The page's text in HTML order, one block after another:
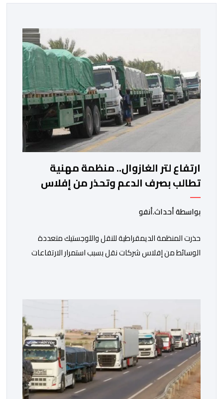
ارتفاع لتر الغازوال.. منظمة مهنية
تطالب بصرف الدعم وتحذر من إفلاس
شركات النقل
بواسطة أحداث.أنفو
حذرت المنظمة الديمقراطية للنقل واللوجستيك متعددة
الوسائط من إفلاس شركات نقل بسبب استمرار الارتفاعات
الطرقي. وجاء بلاغ للمنظمة، “أصبحت المقاولات النقلية،
والسائقون المهنيون، على حد سواء، يواجهون ضغوطا
اقتصادية غير مسبوقة نتيجة الارتفاع المستمر في كلفة
العملية النقلية، حيث […]